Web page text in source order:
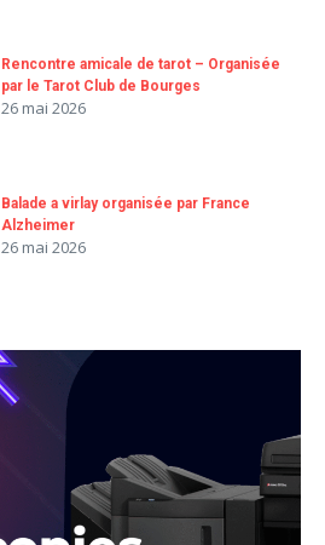
Rencontre amicale de tarot – Organisée
par le Tarot Club de Bourges
26 mai 2026
Balade a virlay organisée par France
Alzheimer
26 mai 2026